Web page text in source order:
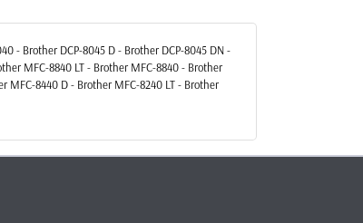
- Brother DCP-8045 D - Brother DCP-8045 DN -
MFC-8840 LT - Brother MFC-8840 - Brother
MFC-8440 D - Brother MFC-8240 LT - Brother